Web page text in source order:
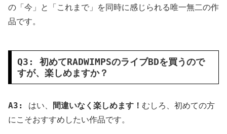
の「今」と「これまで」を同時に感じられる唯一無二の作
品です。
Q3: 初めてRADWIMPSのライブBDを買うので
すが、楽しめますか？
A3: はい、 間違いなく楽しめます！ むしろ、初めての方
にこそおすすめしたい作品です。